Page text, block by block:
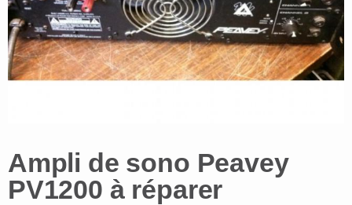
Ampli de sono Peavey
PV1200 à réparer